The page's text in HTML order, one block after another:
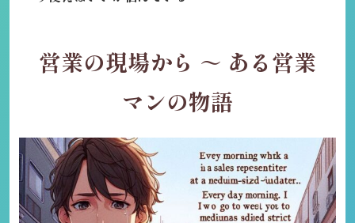
営業の現場から ～ ある営業
マンの物語